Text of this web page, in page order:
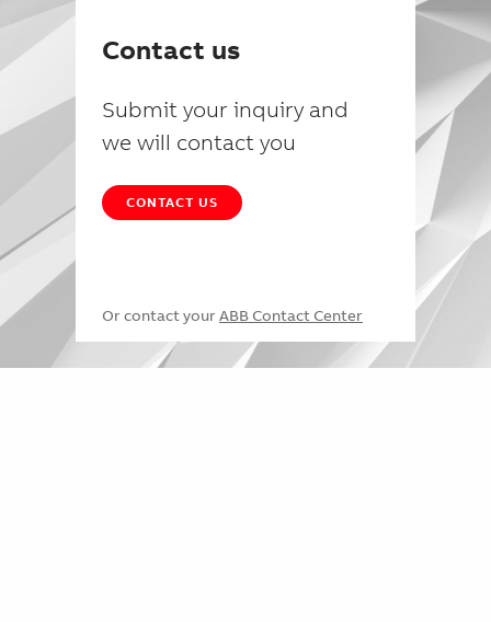
Contact us
Submit your inquiry and
we will contact you
CONTACT US
Or contact your ABB Contact Center